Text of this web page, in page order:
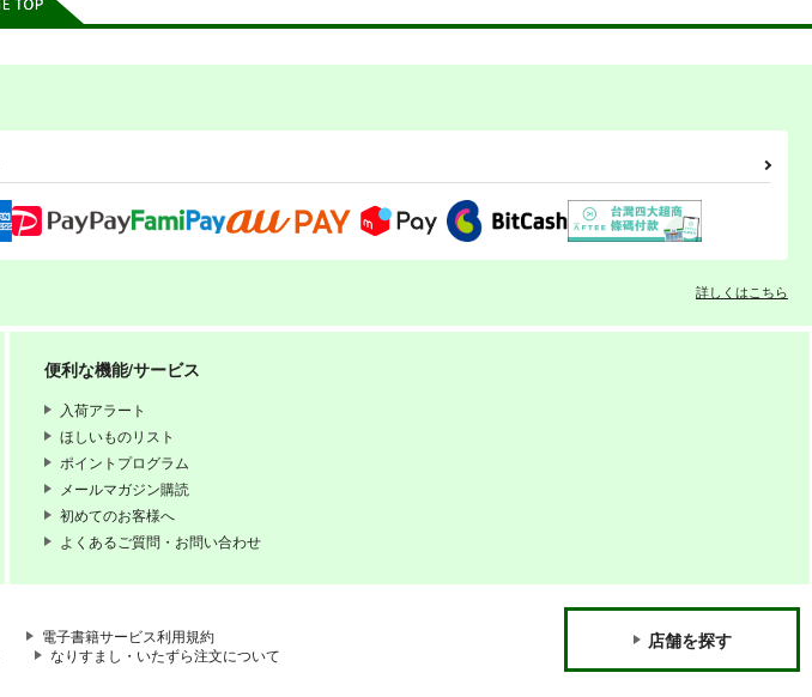
（税込）
THE IDOLM@STER MILLION LIVE!
最上静香
カート
専売 990
サンプル
アム パッケージアートコレ
アム パッケージアートコレ
詳しくはこちら
便利な機能/サービス
入荷アラート
ほしいものリスト
ポイントプログラム
メールマガジン購読
初めてのお客様へ
よくあるご質問・お問い合わせ
電子書籍サービス利用規約
なりすまし・いたずら注文について
店舗を探す